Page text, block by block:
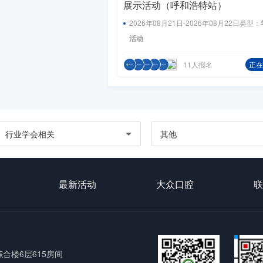
展示活动（呼和浩特站）
2026年08月21日-2026年08月22日类型：
活动
11人报名 正
行业学会相关 其他
最新活动 大众口腔
楼6层615房间